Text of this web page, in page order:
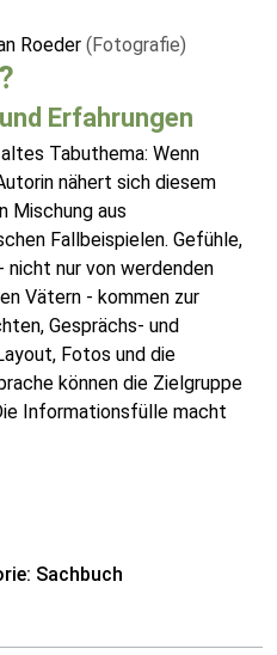
Roeder (Fotografie)
Erfahrungen
Tabuthema: Wenn
nähert sich diesem
Mischung aus
Fallbeispielen. Gefühle,
nicht nur von werdenden
Vätern - kommen zur
Gesprächs- und
Fotos und die
können die Zielgruppe
Informationsfülle macht
Sachbuch